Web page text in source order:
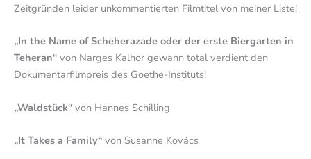
Zeitgründen leider unkommentierten Filmtitel von meiner Liste!
„In the Name of Scheherazade oder der erste Biergarten in
Teheran“ von Narges Kalhor gewann total verdient den
Dokumentarfilmpreis des Goethe-Instituts!
„Waldstück“ von Hannes Schilling
„It Takes a Family“ von Susanne Kovács